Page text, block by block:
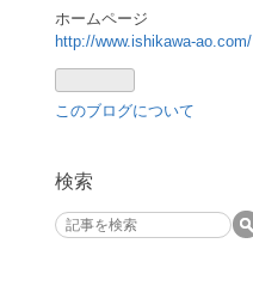
ホームページ
http://www.ishikawa-ao.com/
このブログについて
検索